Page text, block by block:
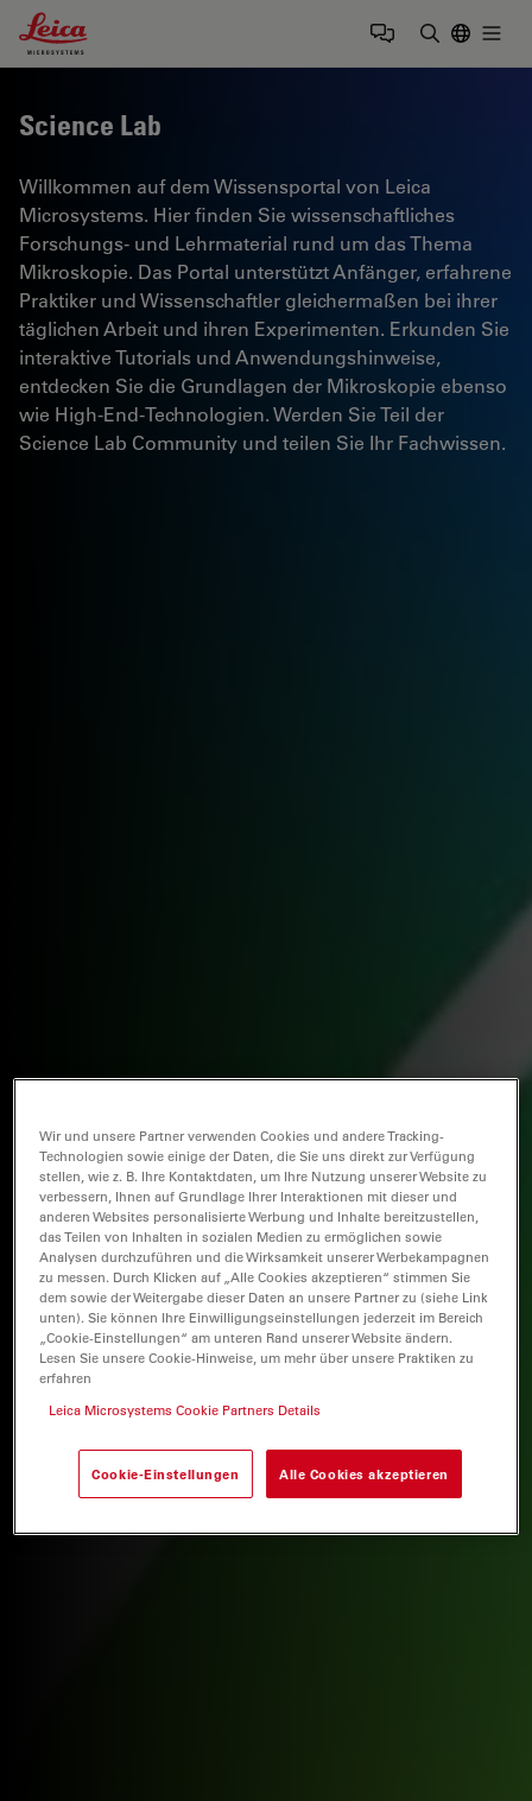
Leica Microsystems Logo
Science Lab
Willkommen auf dem Wissensportal von Leica
Microsystems. Hier finden Sie wissenschaftliches
Forschungs- und Lehrmaterial rund um das Thema
Mikroskopie. Das Portal unterstützt Anfänger, erfahrene
Praktiker und Wissenschaftler gleichermaßen bei ihrer
täglichen Arbeit und ihren Experimenten. Erkunden Sie
interaktive Tutorials und Anwendungshinweise,
entdecken Sie die Grundlagen der Mikroskopie ebenso
wie High-End-Technologien. Werden Sie Teil der
Science Lab Community und teilen Sie Ihr Fachwissen.
Wir und unsere Partner verwenden Cookies und andere Tracking-
Technologien sowie einige der Daten, die Sie uns direkt zur Verfügung
stellen, wie z. B. Ihre Kontaktdaten, um Ihre Nutzung unserer Website zu
verbessern, Ihnen auf Grundlage Ihrer Interaktionen mit dieser und
anderen Websites personalisierte Werbung und Inhalte bereitzustellen,
das Teilen von Inhalten in sozialen Medien zu ermöglichen sowie
Analysen durchzuführen und die Wirksamkeit unserer Werbekampagnen
zu messen. Durch Klicken auf „Alle Cookies akzeptieren“ stimmen Sie
dem sowie der Weitergabe dieser Daten an unsere Partner zu (siehe Link
unten). Sie können Ihre Einwilligungseinstellungen jederzeit im Bereich
„Cookie-Einstellungen“ am unteren Rand unserer Website ändern.
Lesen Sie unsere Cookie-Hinweise, um mehr über unsere Praktiken zu
erfahren
Leica Microsystems Cookie Partners Details
Cookie-Einstellungen Alle Cookies akzeptieren